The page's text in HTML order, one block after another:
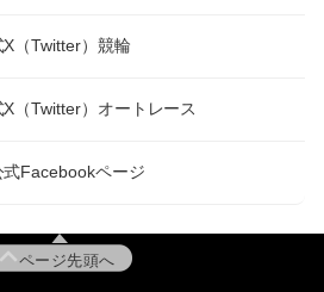
（Twitter）競輪
（Twitter）オートレース
Facebookページ
ページ先頭へ